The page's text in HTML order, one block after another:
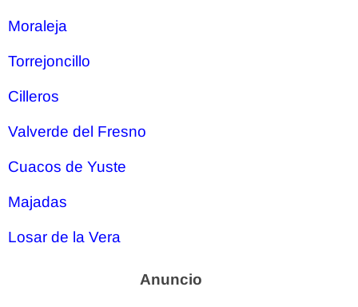
Moraleja
Torrejoncillo
Cilleros
Valverde del Fresno
Cuacos de Yuste
Majadas
Losar de la Vera